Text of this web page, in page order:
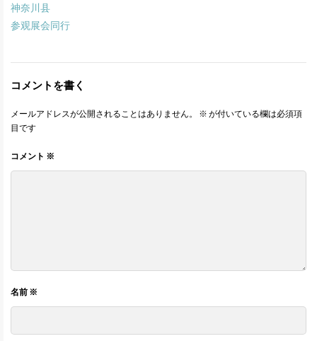
神奈川县
参观展会同行
コメントを書く
メールアドレスが公開されることはありません。 ※ が付いている欄は必須項
目です
コメント ※
名前 ※